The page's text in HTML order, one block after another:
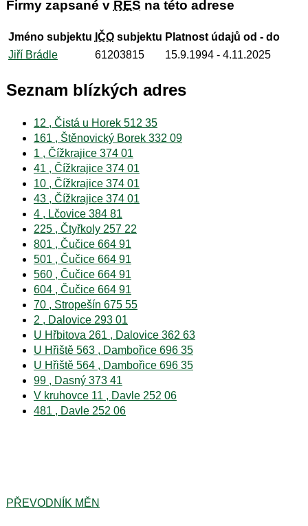
Firmy zapsané v RES na této adrese
Jméno subjektu IČOsubjektu Platnost údajů od - do
Jiří Brádle
61203815 15.9.1994- 4.11.2025
Seznam blízkých adres
12 , Čistá u Horek 512 35
161 , Štěnovický Borek 332 09
1 , Čížkrajice 374 01
41 , Čížkrajice 374 01
10 , Čížkrajice 374 01
43 , Čížkrajice 374 01
4 , Lčovice 384 81
225 , Čtyřkoly 257 22
801 , Čučice 664 91
501 , Čučice 664 91
560 , Čučice 664 91
604 , Čučice 664 91
70 , Stropešín 675 55
2 , Dalovice 293 01
U Hřbitova 261 , Dalovice 362 63
U Hřiště 563 , Dambořice 696 35
U Hřiště 564 , Dambořice 696 35
99 , Dasný 373 41
V kruhovce 11 , Davle 252 06
481 , Davle 252 06
PŘEVODNÍK MĚN